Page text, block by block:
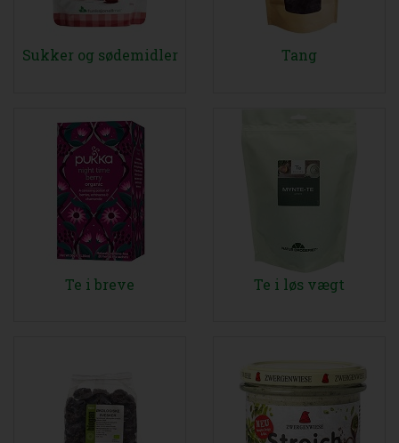
Sukker og sødemidler Tang
Te i breve Te i løs vægt